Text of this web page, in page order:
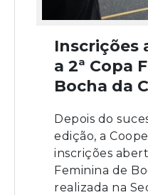
Inscrições
a 2ª Copa
Bocha da
Depois do
edição, a
inscrições
Feminina de
realizada na